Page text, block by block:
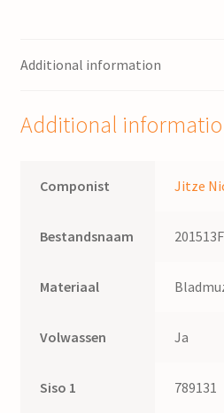
quantity
Additional information
Additional
Componist Jitze
Bestandsnaam
Materiaal
Volwassen Ja
Siso 1 789131